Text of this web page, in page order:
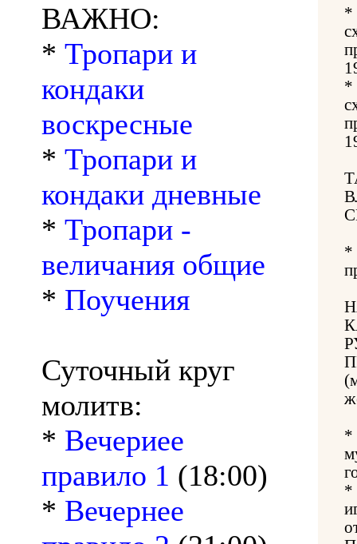
ВАЖНО:
* Тропари и
кондаки
воскресные
* Тропари и
кондаки дневные
* Тропари -
величания общие
* Поучения
Суточный круг
молитв:
* Вечериее
правило 1 (18:00)
* Вечернее
*
*
*
*
*